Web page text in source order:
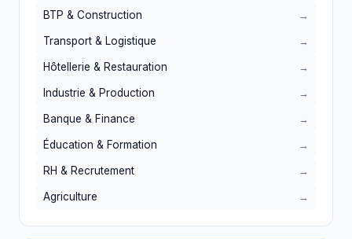
BTP & Construction
Transport & Logistique
Hôtellerie & Restauration
Industrie & Production
Banque & Finance
Éducation & Formation
RH & Recrutement
Agriculture